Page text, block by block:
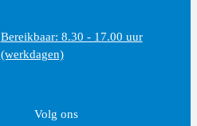
Bereikbaar: 8.30 - 17.00 uur
(werkdagen)
Volg ons